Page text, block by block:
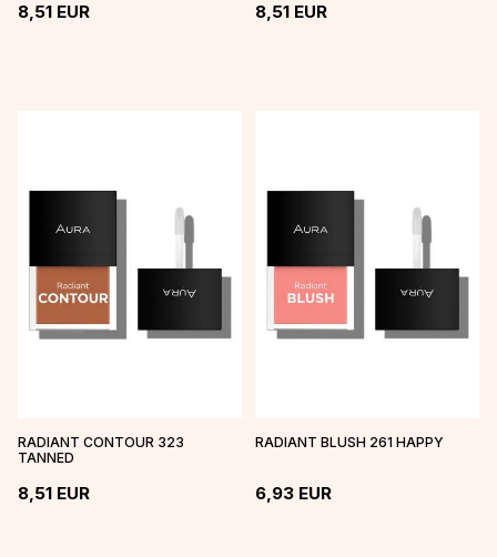
8,51 EUR 8,51 EUR
RADIANT CONTOUR 323
TANNED
8,51 EUR
RADIANT BLUSH 261 HAPPY
6,93 EUR